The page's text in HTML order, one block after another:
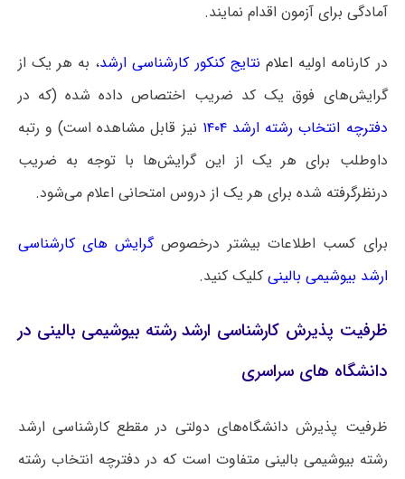
آمادگی برای آزمون اقدام نمایند.
در کارنامه اولیه اعلام نتایج کنکور کارشناسی ارشد، به هر یک از
گرایش‌های فوق یک کد ضریب اختصاص داده شده (که در
دفترچه انتخاب رشته ارشد ۱۴۰۴
نیز قابل مشاهده است) و رتبه
داوطلب برای هر یک از این گرایش‌ها با توجه به ضریب
درنظرگرفته شده برای هر یک از دروس امتحانی اعلام می‌شود.
برای کسب اطلاعات بیشتر درخصوصگرایش های کارشناسی
ارشد بیوشیمی بالینی کلیک کنید.
ظرفیت پذیرش کارشناسی ارشد رشته بیوشیمی بالینی در
دانشگاه های سراسری
ظرفیت پذیرش دانشگاه‌های دولتی در مقطع کارشناسی ارشد
رشته بیوشیمی بالینی متفاوت است که در دفترچه انتخاب رشته